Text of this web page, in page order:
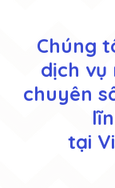
Chúng
dịch vụ
chuyên
tại